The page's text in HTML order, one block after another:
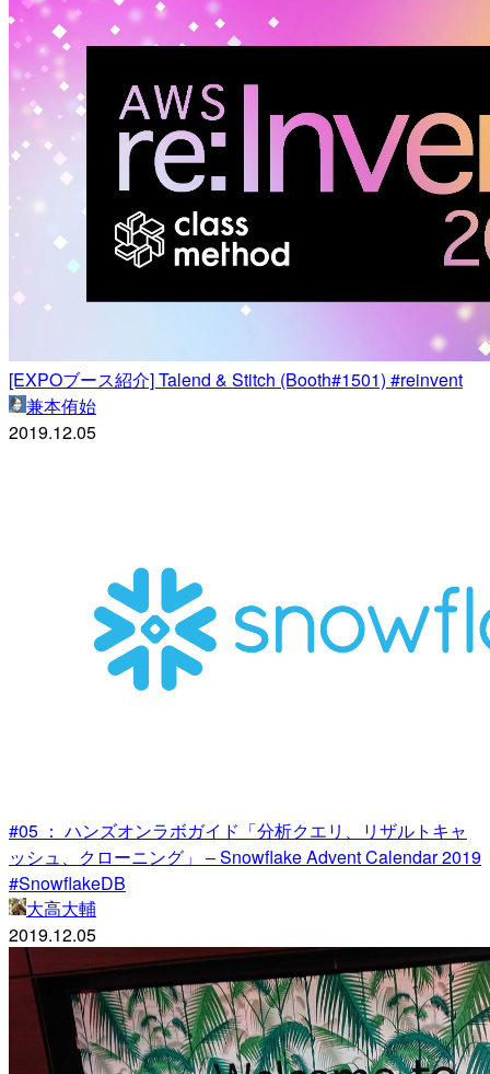
[EXPOブース紹介] Talend & Stitch (Booth#1501) #reinvent
兼本侑始
2019.12.05
#05 ： ハンズオンラボガイド「分析クエリ、リザルトキャ
ッシュ、クローニング」 – Snowflake Advent Calendar 2019
#SnowflakeDB
大高大輔
2019.12.05